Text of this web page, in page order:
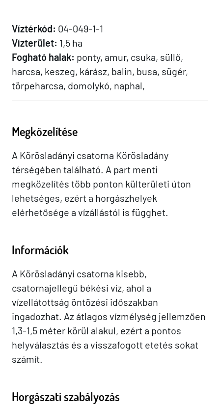
Víztérkód: 04-049-1-1
Vízterület: 1,5 ha
Fogható halak: ponty, amur, csuka, süllő,
harcsa, keszeg, kárász, balin, busa, sügér,
törpeharcsa, domolykó, naphal,
Megközelítése
A Körösladányi csatorna Körösladány
térségében található. A part menti
megközelítés több ponton külterületi úton
lehetséges, ezért a horgászhelyek
elérhetősége a vízállástól is függhet.
Információk
A Körösladányi csatorna kisebb,
csatornajellegű békési víz, ahol a
vízellátottság öntözési időszakban
ingadozhat. Az átlagos vízmélység jellemzően
1,3-1,5 méter körül alakul, ezért a pontos
helyválasztás és a visszafogott etetés sokat
számít.
Horgászati szabályozás